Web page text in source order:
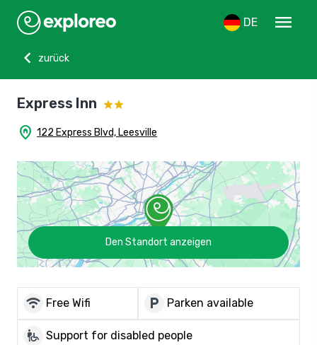
DE
menu
chevron_left
zurück
Express Inn
home_pin 122 Express Blvd, Leesville
Den Standort anzeigen
wifi Free Wifi local_parking Parken available
wheelchair_pickup Support for disabled people